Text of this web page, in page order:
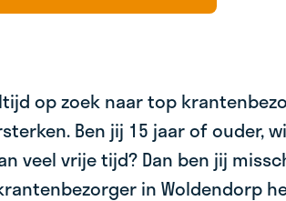
op zoek naar top
Ben jij 15 jaar of ouder,
veel vrije tijd? Dan ben jij
in Woldendorp